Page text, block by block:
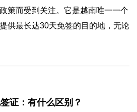
策而受到关注。它是越南唯一一个
供最长达30天免签的目的地，无论
证：有什么区别？